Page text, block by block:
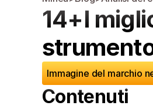
14+I
Immagine del marchio
Contenuti